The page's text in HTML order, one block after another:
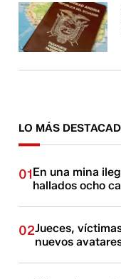
LO MÁS
01En una mina
hallados ocho
02Jueces,
nuevos